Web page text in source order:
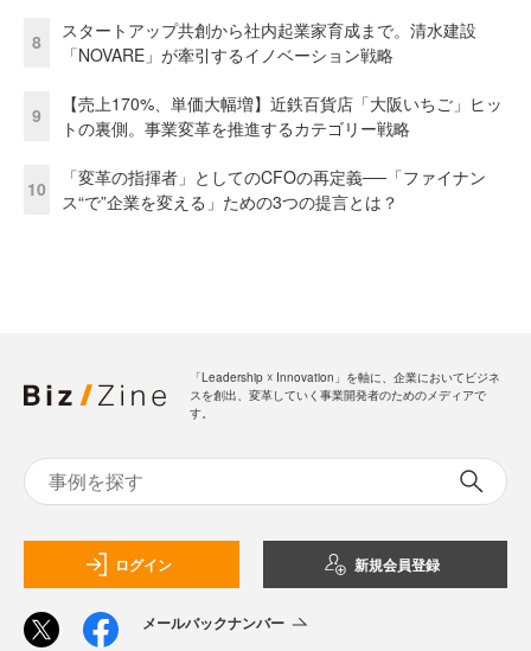
8
スタートアップ共創から社内起業家育成まで。清水建設
「NOVARE」が牽引するイノベーション戦略
9
【売上170%、単価大幅増】近鉄百貨店「大阪いちご」ヒッ
トの裏側。事業変革を推進するカテゴリー戦略
10
「変革の指揮者」としてのCFOの再定義──「ファイナン
ス“で”企業を変える」ための3つの提言とは？
「Leadership ☓ Innovation」を軸に、企業においてビジネ
スを創出、変革していく事業開発者のためのメディアで
す。
ログイン 新規会員登録
メールバックナンバー